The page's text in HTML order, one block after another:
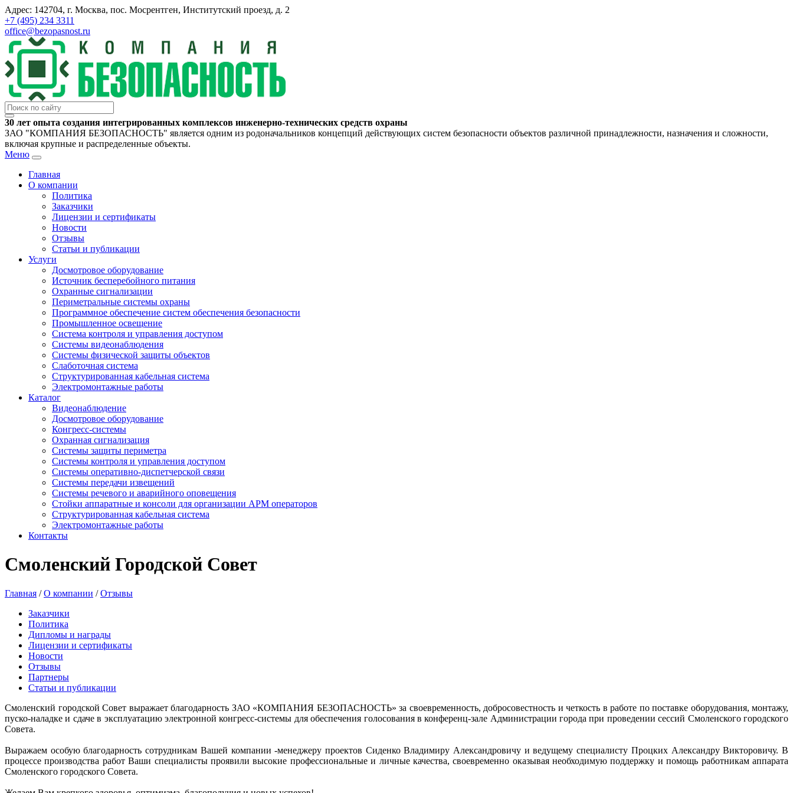
Адрес: 142704, г. Москва, пос. Мосрентген, Институтский проезд, д. 2
+7 (495) 234 3311
office@bezopasnost.ru
30 лет опыта создания интегрированных комплексов инженерно-технических средств охраны
ЗАО "КОМПАНИЯ БЕЗОПАСНОСТЬ" является одним из родоначальников концепций действующих систем безопасности объектов различной принадлежности, назначения и сложности,
включая крупные и распределенные объекты.
Меню
Главная
О компании
Политика
Заказчики
Лицензии и сертификаты
Новости
Отзывы
Статьи и публикации
Услуги
Досмотровое оборудование
Источник бесперебойного питания
Охранные сигнализации
Периметральные системы охраны
Программное обеспечение систем обеспечения безопасности
Промышленное освещение
Система контроля и управления доступом
Системы видеонаблюдения
Системы физической защиты объектов
Слаботочная система
Структурированная кабельная система
Электромонтажные работы
Каталог
Видеонаблюдение
Досмотровое оборудование
Конгресс-системы
Охранная сигнализация
Системы защиты периметра
Системы контроля и управления доступом
Системы оперативно-диспетчерской связи
Системы передачи извещений
Системы речевого и аварийного оповещения
Стойки аппаратные и консоли для организации АРМ операторов
Структурированная кабельная система
Электромонтажные работы
Контакты
Смоленский Городской Совет
Главная /О компании /Отзывы
Заказчики
Политика
Дипломы и награды
Лицензии и сертификаты
Новости
Отзывы
Партнеры
Статьи и публикации
Смоленский городской Совет выражает благодарность ЗАО «КОМПАНИЯ БЕЗОПАСНОСТЬ» за своевременность, добросовестность и четкость в работе по поставке оборудования, монтажу,
пуско-наладке и сдаче в эксплуатацию электронной конгресс-системы для обеспечения голосования в конференц-зале Администрации города при проведении сессий Смоленского городского
Совета.
Выражаем особую благодарность сотрудникам Вашей компании -менеджеру проектов Сиденко Владимиру Александровичу и ведущему специалисту Процких Александру Викторовичу. В
процессе производства работ Ваши специалисты проявили высокие профессиональные и личные качества, своевременно оказывая необходимую поддержку и помощь работникам аппарата
Смоленского городского Совета.